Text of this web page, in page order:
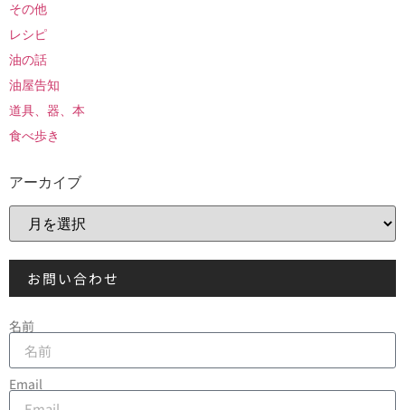
その他
レシピ
油の話
油屋告知
道具、器、本
食べ歩き
アーカイブ
お問い合わせ
名前
Email